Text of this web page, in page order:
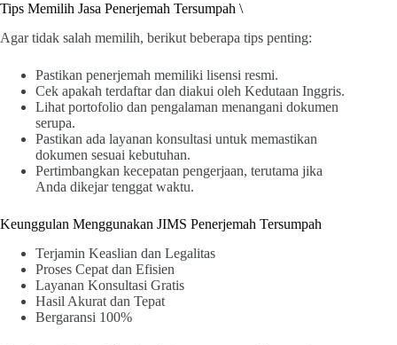
Tips Memilih Jasa Penerjemah Tersumpah \
Agar tidak salah memilih, berikut beberapa tips penting:
Pastikan penerjemah memiliki lisensi resmi.
Cek apakah terdaftar dan diakui oleh Kedutaan Inggris.
Lihat portofolio dan pengalaman menangani dokumen
serupa.
Pastikan ada layanan konsultasi untuk memastikan
dokumen sesuai kebutuhan.
Pertimbangkan kecepatan pengerjaan, terutama jika
Anda dikejar tenggat waktu.
Keunggulan Menggunakan JIMS Penerjemah Tersumpah
Terjamin Keaslian dan Legalitas
Proses Cepat dan Efisien
Layanan Konsultasi Gratis
Hasil Akurat dan Tepat
Bergaransi 100%